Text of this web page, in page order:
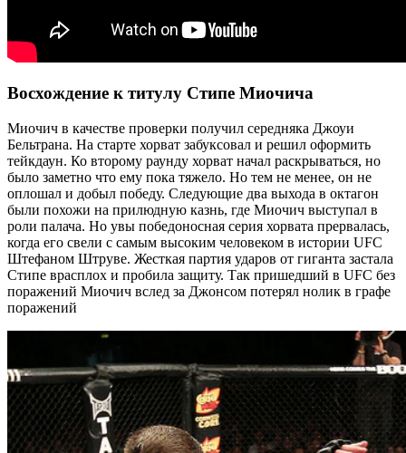
Восхождение к титулу Стипе Миочича
Миочич в качестве проверки получил середняка Джоуи
Бельтрана. На старте хорват забуксовал и решил оформить
тейкдаун. Ко второму раунду хорват начал раскрываться, но
было заметно что ему пока тяжело. Но тем не менее, он не
оплошал и добыл победу. Следующие два выхода в октагон
были похожи на прилюдную казнь, где Миочич выступал в
роли палача. Но увы победоносная серия хорвата прервалась,
когда его свели с самым высоким человеком в истории UFC
Штефаном Штруве. Жесткая партия ударов от гиганта застала
Стипе врасплох и пробила защиту. Так пришедший в UFC без
поражений Миочич вслед за Джонсом потерял нолик в графе
поражений